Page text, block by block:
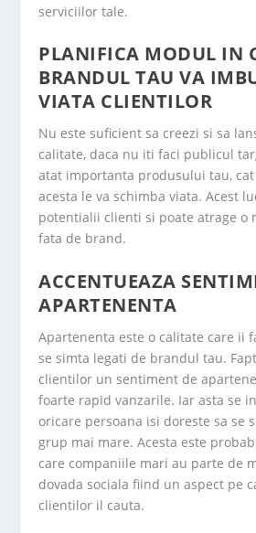
serviciilor tale.
PLANIFICA MODUL IN
BRANDUL TAU VA
VIATA CLIENTILOR
Nu este suficient sa creezi si sa
calitate, daca nu iti faci publicul
atat importanta produsului tau,
acesta le va schimba viata. Acest
potentialii clienti si poate atrage o
fata de brand.
ACCENTUEAZA
APARTENENTA
Apartenenta este o calitate care ii
se simta legati de brandul tau.
clientilor un sentiment de
foarte rapid vanzarile. Iar asta se
oricare persoana isi doreste sa se
grup mai mare. Acesta este
care companiile mari au parte de
dovada sociala fiind un aspect pe
clientilor il cauta.